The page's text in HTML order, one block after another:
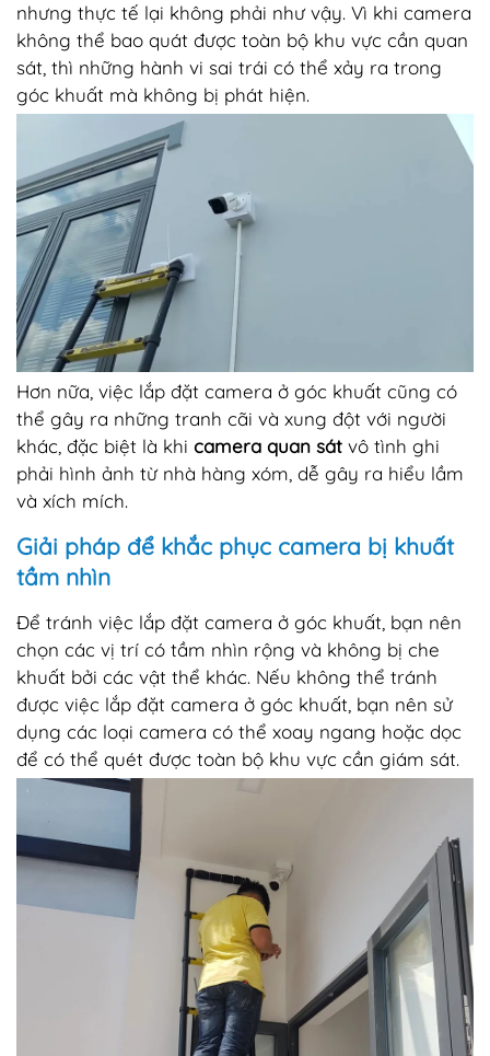
nhưng thực tế lại không phải như vậy. Vì khi camera
không thể bao quát được toàn bộ khu vực cần quan
sát, thì những hành vi sai trái có thể xảy ra trong
góc khuất mà không bị phát hiện.
Hơn nữa, việc lắp đặt camera ở góc khuất cũng có
thể gây ra những tranh cãi và xung đột với người
khác, đặc biệt là khi camera quan sát vô tình ghi
phải hình ảnh từ nhà hàng xóm, dễ gây ra hiểu lầm
và xích mích.
Giải pháp để khắc phục camera bị khuất
tầm nhìn
Để tránh việc lắp đặt camera ở góc khuất, bạn nên
chọn các vị trí có tầm nhìn rộng và không bị che
khuất bởi các vật thể khác. Nếu không thể tránh
được việc lắp đặt camera ở góc khuất, bạn nên sử
dụng các loại camera có thể xoay ngang hoặc dọc
để có thể quét được toàn bộ khu vực cần giám sát.